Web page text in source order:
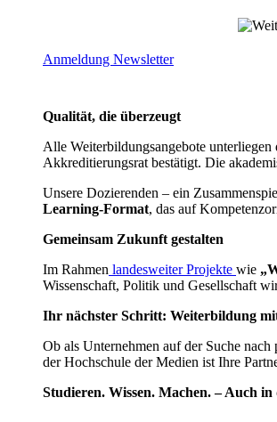
Anmeldung Newsletter
Qualität, die überzeugt
Alle Weiterbildungsangebote
Akkreditierungsrat bestätigt. Die
Unsere Dozierenden – ein
Learning-Format, das auf
Gemeinsam Zukunft gestalten
Im Rahmen landesweiter Projekte wie
Wissenschaft, Politik und Gesellschaft
Ihr nächster Schritt: Weiterbildung
Ob als Unternehmen auf der Suche
der Hochschule der Medien ist Ihre
Studieren. Wissen. Machen. – Auch